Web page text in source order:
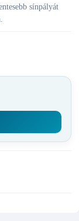
sínpályát